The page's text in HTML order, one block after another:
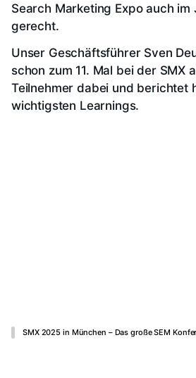
Search Marketing Expo auch
gerecht.
Unser Geschäftsführer Sven
schon zum 11. Mal bei der SMX
Teilnehmer dabei und berichtet
wichtigsten Learnings.
SMX 2025 in München – Das große SEM